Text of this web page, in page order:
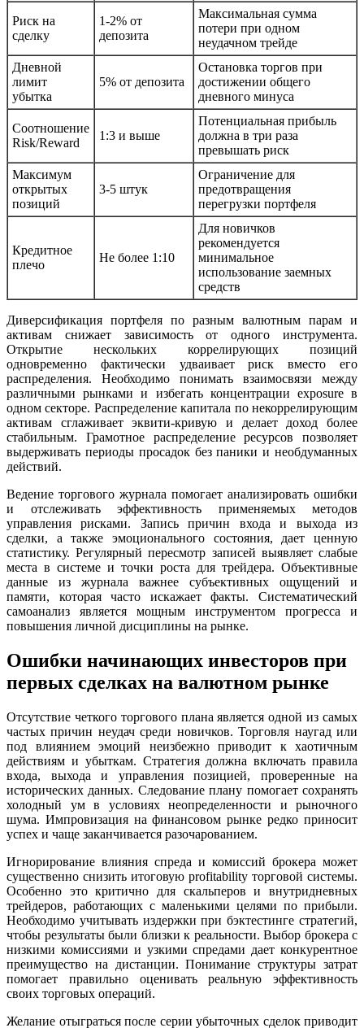
Риск на
сделку
1-2% от
депозита
Максимальная сумма
потери при одном
неудачном трейде
Дневной
лимит
убытка
5% от депозита
Остановка торгов при
достижении общего
дневного минуса
Соотношение
Risk/Reward
1:3 и выше
Потенциальная прибыль
должна в три раза
превышать риск
Максимум
открытых
позиций
3-5 штук
Ограничение для
предотвращения
перегрузки портфеля
Кредитное
плечо
Не более 1:10
Для новичков
рекомендуется
минимальное
использование заемных
средств
Диверсификация портфеля по разным валютным парам и
активам снижает зависимость от одного инструмента.
Открытие нескольких коррелирующих позиций
одновременно фактически удваивает риск вместо его
распределения. Необходимо понимать взаимосвязи между
различными рынками и избегать концентрации exposure в
одном секторе. Распределение капитала по некоррелирующим
активам сглаживает эквити-кривую и делает доход более
стабильным. Грамотное распределение ресурсов позволяет
выдерживать периоды просадок без паники и необдуманных
действий.
Ведение торгового журнала помогает анализировать ошибки
и отслеживать эффективность применяемых методов
управления рисками. Запись причин входа и выхода из
сделки, а также эмоционального состояния, дает ценную
статистику. Регулярный пересмотр записей выявляет слабые
места в системе и точки роста для трейдера. Объективные
данные из журнала важнее субъективных ощущений и
памяти, которая часто искажает факты. Систематический
самоанализ является мощным инструментом прогресса и
повышения личной дисциплины на рынке.
Ошибки начинающих инвесторов при
первых сделках на валютном рынке
Отсутствие четкого торгового плана является одной из самых
частых причин неудач среди новичков. Торговля наугад или
под влиянием эмоций неизбежно приводит к хаотичным
действиям и убыткам. Стратегия должна включать правила
входа, выхода и управления позицией, проверенные на
исторических данных. Следование плану помогает сохранять
холодный ум в условиях неопределенности и рыночного
шума. Импровизация на финансовом рынке редко приносит
успех и чаще заканчивается разочарованием.
Игнорирование влияния спреда и комиссий брокера может
существенно снизить итоговую profitability торговой системы.
Особенно это критично для скальперов и внутридневных
трейдеров, работающих с маленькими целями по прибыли.
Необходимо учитывать издержки при бэктестинге стратегий,
чтобы результаты были близки к реальности. Выбор брокера с
низкими комиссиями и узкими спредами дает конкурентное
преимущество на дистанции. Понимание структуры затрат
помогает правильно оценивать реальную эффективность
своих торговых операций.
Желание отыграться после серии убыточных сделок приводит